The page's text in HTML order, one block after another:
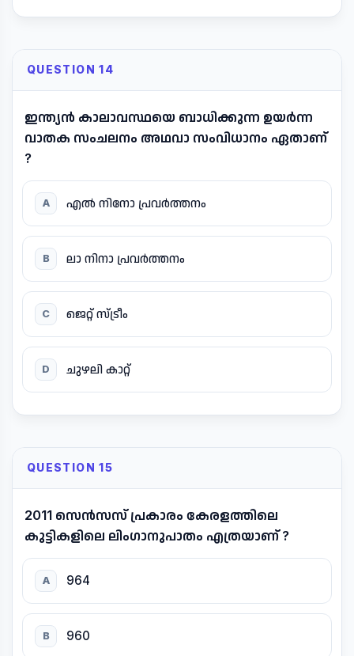
QUESTION 14
ഇന്ത്യൻ കാലാവസ്ഥയെ ബാധിക്കുന്ന ഉയർന്ന
വാതക സംചലനം അഥവാ സംവിധാനം ഏതാണ്
?
A എൽ നിനോ പ്രവർത്തനം
B ലാ നിനാ പ്രവർത്തനം
C ജെറ്റ് സ്ട്രീം
D ചുഴലി കാറ്റ്
QUESTION 15
2011 സെൻസസ് പ്രകാരം കേരളത്തിലെ
കുട്ടികളിലെ ലിംഗാനുപാതം എത്രയാണ് ?
A 964
B 960